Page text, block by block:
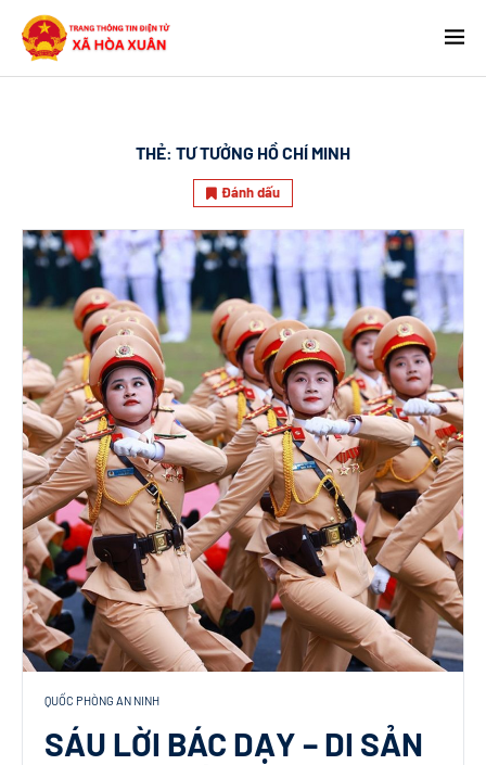
THẺ: TƯ TƯỞNG HỒ CHÍ MINH
Đánh dấu
QUỐC PHÒNG AN NINH
SÁU LỜI BÁC DẠY – DI SẢN